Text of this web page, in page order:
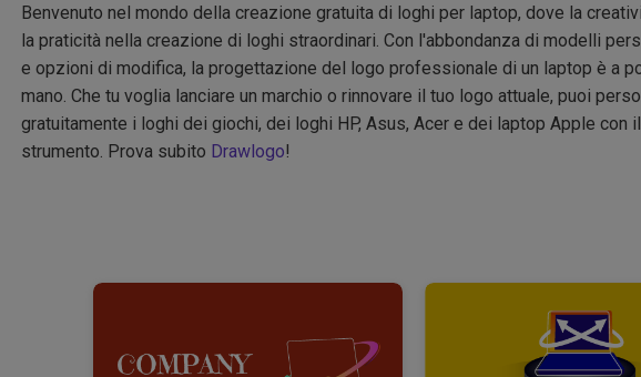
Benvenuto nel mondo della creazione gratuita di loghi per laptop, dove la
la praticità nella creazione di loghi straordinari. Con l'abbondanza di modelli
e opzioni di modifica, la progettazione del logo professionale di un laptop è a
mano. Che tu voglia lanciare un marchio o rinnovare il tuo logo attuale, puoi
gratuitamente i loghi dei giochi, dei loghi HP, Asus, Acer e dei laptop Apple con
strumento. Prova subito Drawlogo!